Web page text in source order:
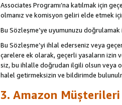
Associates Programı’na katılmak için
olmanız ve komisyon geliri elde etmek
Bu Sözleşme’ye uyumunuzu
Bu Sözleşme’yi ihlal ederseniz veya
çarelere ek olarak, geçerli yasaların izin
siz, bu ihlalle doğrudan ilgili olsun veya
halel getirmeksizin ve bildirimde
3. Amazon Müşterileri